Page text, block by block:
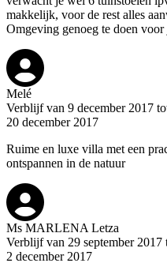
makkelijk, voor de rest alles
Omgeving genoeg te doen
Melé
Verblijf van 9 december 2017
20 december 2017
Ruime en luxe villa met een
ontspannen in de natuur
Ms MARLENA Letza
Verblijf van 29 september 2017
2 december 2017